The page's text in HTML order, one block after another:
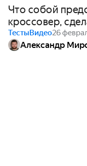
Что собой
кроссовер,
ТестыВидео26
Александр